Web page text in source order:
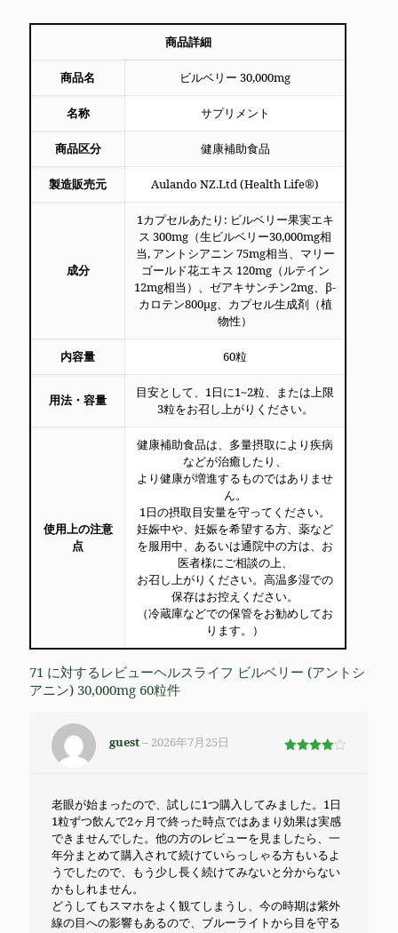
商品詳細
商品名 ビルベリー 30,000mg
名称 サプリメント
商品区分 健康補助食品
製造販売元 Aulando NZ.Ltd (Health Life®︎)
成分
1カプセルあたり: ビルベリー果実エキ
ス 300mg（生ビルベリー30,000mg相
当, アントシアニン 75mg相当、マリー
ゴールド花エキス 120mg（ルテイン
12mg相当）、ゼアキサンチン2mg、β-
カロテン800μg、カプセル生成剤（植
物性）
内容量 60粒
用法・容量
目安として、1日に1~2粒、または上限
3粒をお召し上がりください。
使用上の注意
点
健康補助食品は、多量摂取により疾病
などが治癒したり、
より健康が増進するものではありませ
ん。
1日の摂取目安量を守ってください。
妊娠中や、妊娠を希望する方、薬など
を服用中、あるいは通院中の方は、お
医者様にご相談の上、
お召し上がりください。 高温多湿での
保存はお控えください。
（冷蔵庫などでの保管をお勧めしてお
ります。）
71 に対するレビューヘルスライフ ビルベリー (アントシ
アニン) 30,000mg 60粒件
guest– 2026年7月25日
老眼が始まったので、試しに1つ購入してみました。1日
1粒ずつ飲んで2ヶ月で終った時点ではあまり効果は実感
できませんでした。他の方のレビューを見ましたら、一
年分まとめて購入されて続けていらっしゃる方もいるよ
うでしたので、もう少し長く続けてみないと分からない
かもしれません。
どうしてもスマホをよく観てしまうし、今の時期は紫外
線の目への影響もあるので、ブルーライトから目を守る